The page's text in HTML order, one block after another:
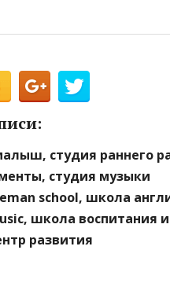
студия раннего
студия музыки
school, школа
школа воспитания
развития